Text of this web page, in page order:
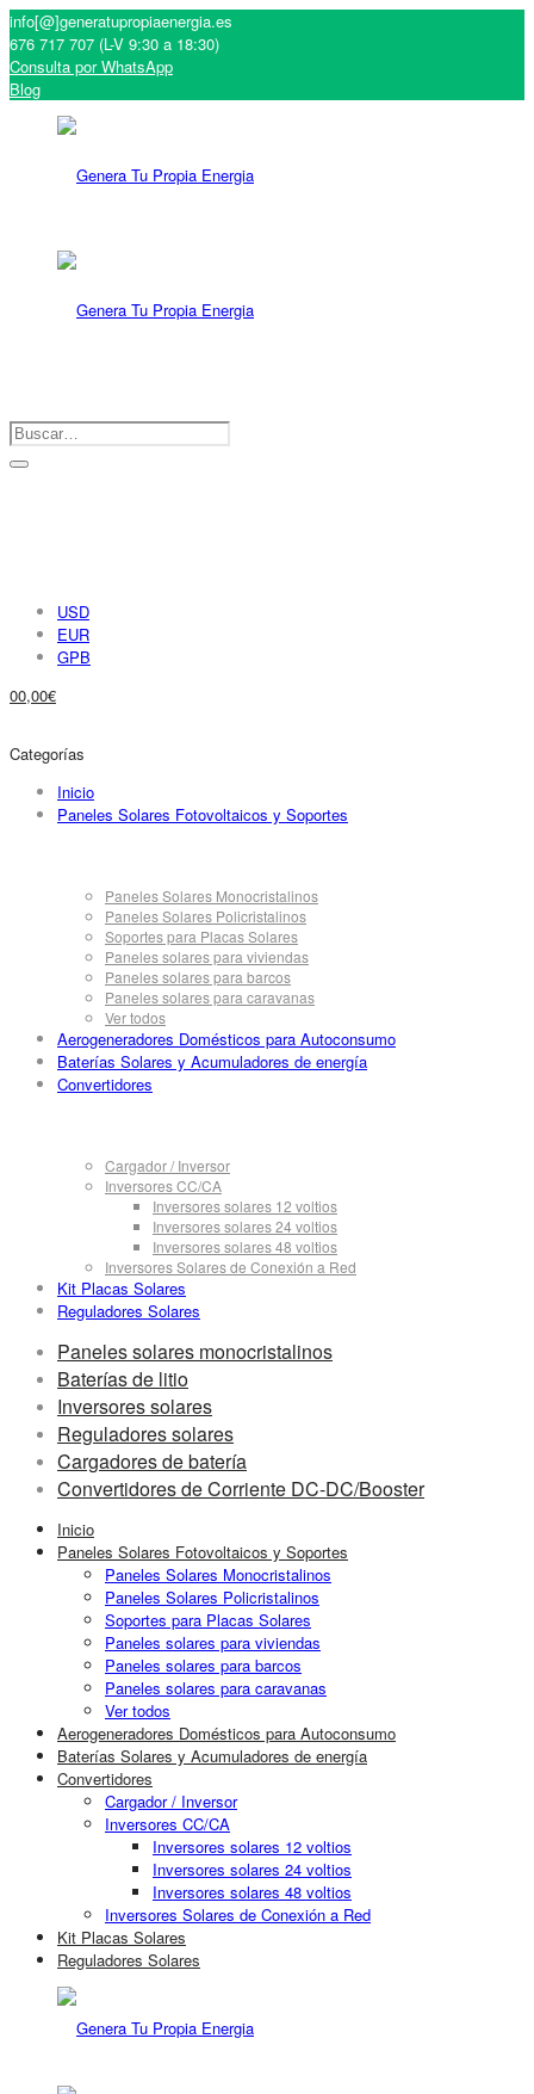
info[@]generatupropiaenergia.es
676 717 707 (L-V 9:30 a 18:30)
Consulta por WhatsApp
Blog
USD
EUR
GPB
00,00€
Categorías
Inicio
Paneles Solares Fotovoltaicos y Soportes
Paneles Solares Monocristalinos
Paneles Solares Policristalinos
Soportes para Placas Solares
Paneles solares para viviendas
Paneles solares para barcos
Paneles solares para caravanas
Ver todos
Aerogeneradores Domésticos para Autoconsumo
Baterías Solares y Acumuladores de energía
Convertidores
Cargador / Inversor
Inversores CC/CA
Inversores solares 12 voltios
Inversores solares 24 voltios
Inversores solares 48 voltios
Inversores Solares de Conexión a Red
Kit Placas Solares
Reguladores Solares
Paneles solares monocristalinos
Baterías de litio
Inversores solares
Reguladores solares
Cargadores de batería
Convertidores de Corriente DC-DC/Booster
Inicio
Paneles Solares Fotovoltaicos y Soportes
Paneles Solares Monocristalinos
Paneles Solares Policristalinos
Soportes para Placas Solares
Paneles solares para viviendas
Paneles solares para barcos
Paneles solares para caravanas
Ver todos
Aerogeneradores Domésticos para Autoconsumo
Baterías Solares y Acumuladores de energía
Convertidores
Cargador / Inversor
Inversores CC/CA
Inversores solares 12 voltios
Inversores solares 24 voltios
Inversores solares 48 voltios
Inversores Solares de Conexión a Red
Kit Placas Solares
Reguladores Solares